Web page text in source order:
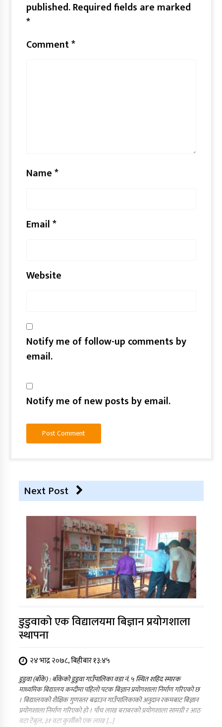
published.Required fields are marked
*
Comment*
Name*
Email*
Website
Notify me of follow-up comments by
email.
Notify me of new posts by email.
Next Post
डुडुवाको एक विद्यालयमा बिज्ञान प्रयोगशाला
स्थापना
२४ भाद्र २०७८, बिहीबार १३:४५
डुडुवा (बाँके) : बाँकेको डुडुवा गाउँपालिका वडा नं. ५ स्थित शहिद स्मारक
माध्यमिक बिद्यालय कम्दीमा पहिलो पटक बिज्ञान प्रयोगशाला निर्माण गरिएको छ
। बिद्यालयको शैक्षिक गुणस्तर बढाउन गाउँपालिकाको अनुदान रकमबाट बिज्ञान
प्रयोगशाला निर्माण गरिएको हो । पाँच लाख बराबरको प्रयोगशाला सामग्री र आठ
वटा टेबुल, ३१ वटा कुर्सीको एक लाख […]